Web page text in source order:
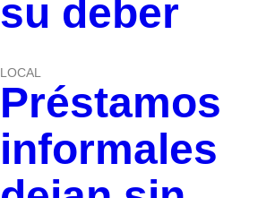
su deber
LOCAL
Préstamos
informales